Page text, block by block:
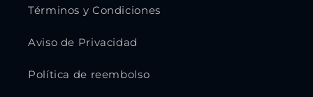
Términos y Condiciones
Aviso de Privacidad
Política de reembolso